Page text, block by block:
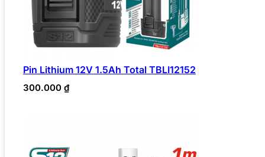
Pin Lithium 12V 1.5Ah Total TBLI12152
300.000 ₫